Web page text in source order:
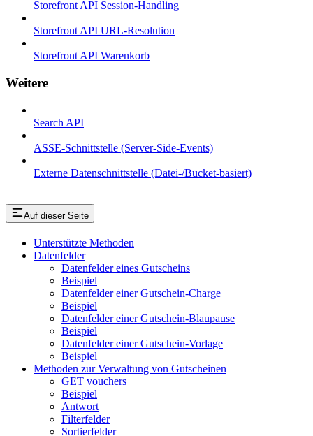
Storefront API Session-Handling
Storefront API URL-Resolution
Storefront API Warenkorb
Weitere
Search API
ASSE-Schnittstelle (Server-Side-Events)
Externe Datenschnittstelle (Datei-/Bucket-basiert)
Auf dieser Seite
Unterstützte Methoden
Datenfelder
Datenfelder eines Gutscheins
Beispiel
Datenfelder einer Gutschein-Charge
Beispiel
Datenfelder einer Gutschein-Blaupause
Beispiel
Datenfelder einer Gutschein-Vorlage
Beispiel
Methoden zur Verwaltung von Gutscheinen
GET vouchers
Beispiel
Antwort
Filterfelder
Sortierfelder